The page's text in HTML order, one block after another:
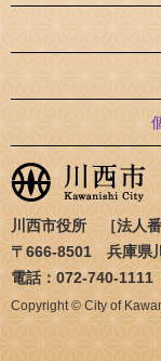
川西市役所 ［法人番
〒666-8501 兵庫県
電話：072-740-1111
Copyright © City of